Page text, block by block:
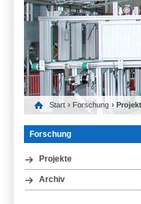
Start › Forschung › Projekt
Forschung
Projekte
Archiv